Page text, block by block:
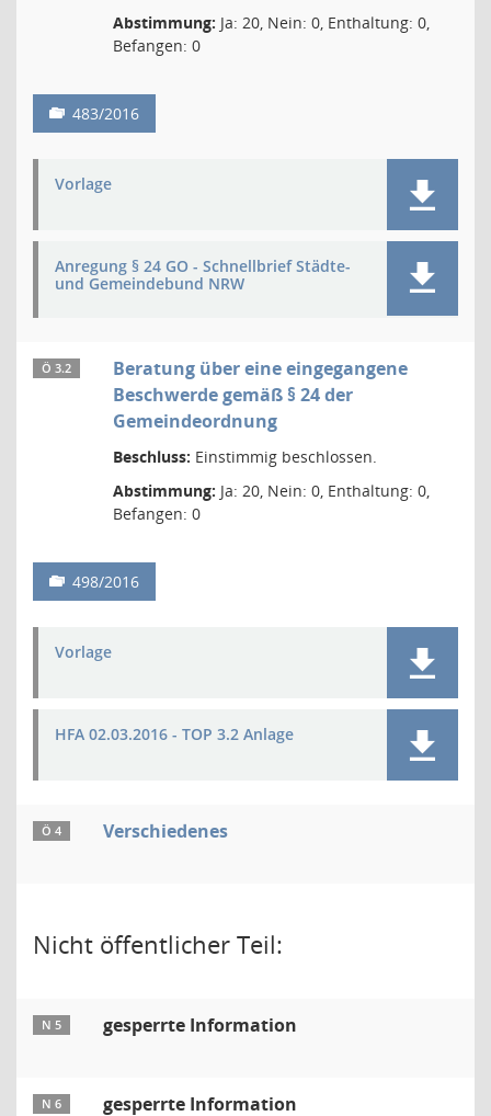
Abstimmung: Ja: 20, Nein: 0, Enthaltung: 0,
Befangen: 0
483/2016
Vorlage
Anregung § 24 GO - Schnellbrief Städte-
und Gemeindebund NRW
Ö 3.2
Beratung über eine eingegangene
Beschwerde gemäß § 24 der
Gemeindeordnung
Beschluss: Einstimmig beschlossen.
Abstimmung: Ja: 20, Nein: 0, Enthaltung: 0,
Befangen: 0
498/2016
Vorlage
HFA 02.03.2016 - TOP 3.2 Anlage
Ö 4 Verschiedenes
Nicht öffentlicher Teil:
N 5 gesperrte Information
N 6 gesperrte Information